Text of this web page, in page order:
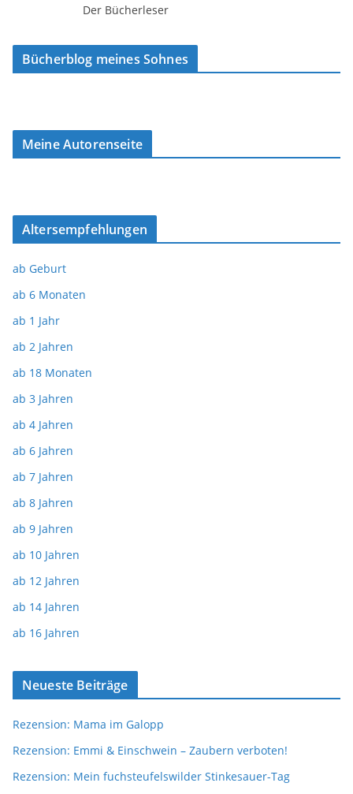
Der Bücherleser
Bücherblog meines Sohnes
Meine Autorenseite
Altersempfehlungen
ab Geburt
ab 6 Monaten
ab 1 Jahr
ab 2 Jahren
ab 18 Monaten
ab 3 Jahren
ab 4 Jahren
ab 6 Jahren
ab 7 Jahren
ab 8 Jahren
ab 9 Jahren
ab 10 Jahren
ab 12 Jahren
ab 14 Jahren
ab 16 Jahren
Neueste Beiträge
Rezension: Mama im Galopp
Rezension: Emmi & Einschwein – Zaubern verboten!
Rezension: Mein fuchsteufelswilder Stinkesauer-Tag